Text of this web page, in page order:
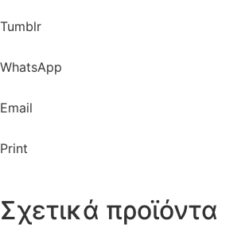
Tumblr
WhatsApp
Email
Print
Σχετικά προϊόντα